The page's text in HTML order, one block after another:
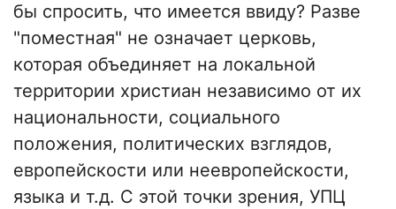
бы спросить, что имеется ввиду? Разве
"поместная" не означает церковь,
которая объединяет на локальной
территории христиан независимо от их
национальности, социального
положения, политических взглядов,
европейскости или неевропейскости,
языка и т.д. С этой точки зрения, УПЦ